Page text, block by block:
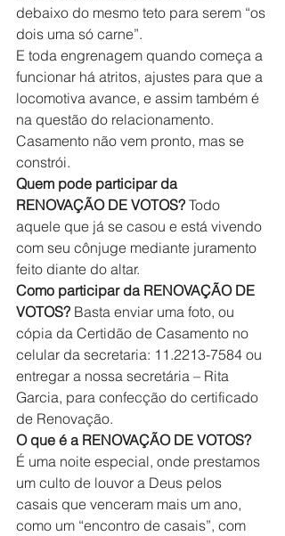
debaixo do mesmo teto para serem “os
dois uma só carne”.
E toda engrenagem quando começa a
funcionar há atritos, ajustes para que a
locomotiva avance, e assim também é
na questão do relacionamento.
Casamento não vem pronto, mas se
constrói.
Quem pode participar da
RENOVAÇÃO DE VOTOS? Todo
aquele que já se casou e está vivendo
com seu cônjuge mediante juramento
feito diante do altar.
Como participar da RENOVAÇÃO DE
VOTOS? Basta enviar uma foto, ou
cópia da Certidão de Casamento no
celular da secretaria: 11.2213-7584 ou
entregar a nossa secretária – Rita
Garcia, para confecção do certificado
de Renovação.
O que é a RENOVAÇÃO DE VOTOS?
É uma noite especial, onde prestamos
um culto de louvor a Deus pelos
casais que venceram mais um ano,
como um “encontro de casais”, com